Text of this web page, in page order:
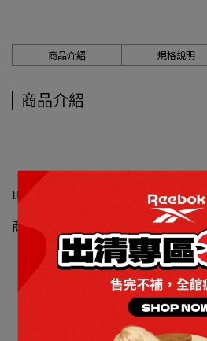
商品介紹 規格說明
商品介紹
Reebok_NANOFLEX TR 3訓練鞋_男
商品編號：100244382